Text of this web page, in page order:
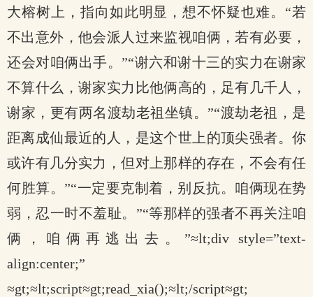
大榕树上，指向如此明显，想不怀疑也难。“若
不出意外，他会派人过来监视咱俩，若有必要，
还会对咱俩出手。”“谢六和谢十三的实力在谢家
不算什么，谢家实力比他俩高的，足有几千人，
谢家，更有两名渡劫老祖坐镇。”“渡劫老祖，是
距离成仙最近的人，是这个世上的顶尖强者。你
或许有几分实力，但对上那样的存在，不会有任
何胜算。”“一定要克制着，别反抗。咱俩现在势
弱，忍一时不羞耻。”“等那样的强者不再关注咱
俩，咱俩再逃出去。”≈lt;div style=”text-
align:center;”
≈gt;≈lt;script≈gt;read_xia();≈lt;/script≈gt;